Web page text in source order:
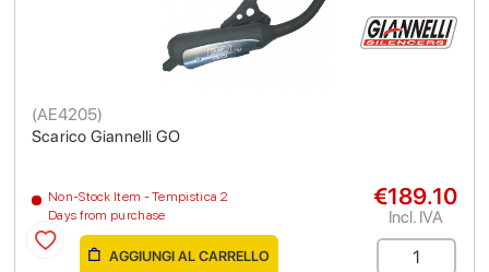
Scarico Giannelli GO
(AE4205)
Non-Stock Item - Tempistica 2
Days from purchase
€189.10
Incl. IVA
AGGIUNGI AL CARRELLO